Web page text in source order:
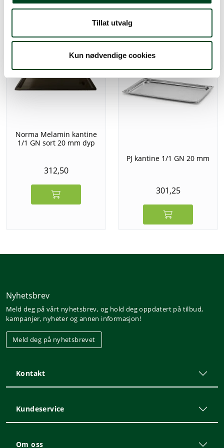
Tillat utvalg
Kun nødvendige cookies
312,50
Norma Melamin kantine
1/1 GN sort 20 mm dyp
312,50
PJ kantine 1/1 GN 20 mm
301,25
Nyhetsbrev
Meld deg på vårt nyhetsbrev, og hold deg oppdatert på tilbud,
kampanjer, nyheter og annen informasjon!
Meld deg på nyhetsbrevet
Kontakt
Kundeservice
Om oss